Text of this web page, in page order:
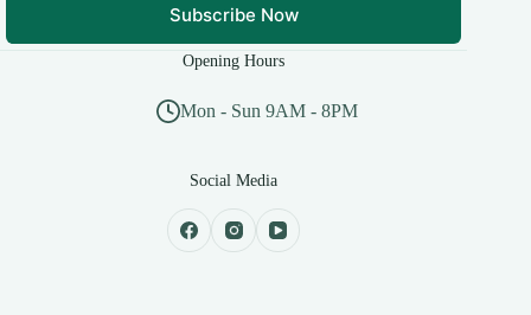
Subscribe Now
Opening Hours
Mon - Sun 9AM - 8PM
Social Media